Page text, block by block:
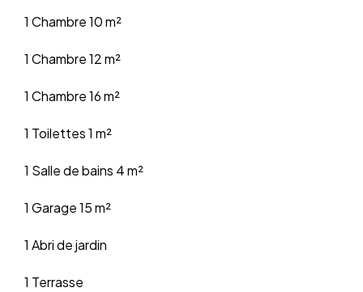
1 Chambre10 m²
1 Chambre12 m²
1 Chambre16 m²
1 Toilettes1 m²
1 Salle de bains 4 m²
1 Garage15 m²
1 Abri de jardin
1 Terrasse